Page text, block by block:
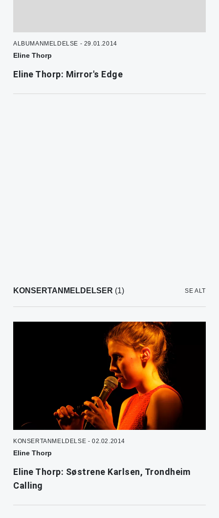
ALBUMANMELDELSE - 29.01.2014
Eline Thorp
Eline Thorp: Mirror's Edge
KONSERTANMELDELSER (1) SE ALT
KONSERTANMELDELSE - 02.02.2014
Eline Thorp
Eline Thorp: Søstrene Karlsen, Trondheim
Calling